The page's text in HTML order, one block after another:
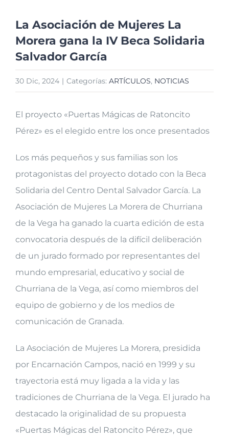
La Asociación de Mujeres La
Morera gana la IV Beca Solidaria
Salvador García
30 Dic, 2024 | Categorías: ARTÍCULOS, NOTICIAS
El proyecto «Puertas Mágicas de Ratoncito
Pérez» es el elegido entre los once presentados
Los más pequeños y sus familias son los
protagonistas del proyecto dotado con la Beca
Solidaria del Centro Dental Salvador García. La
Asociación de Mujeres La Morera de Churriana
de la Vega ha ganado la cuarta edición de esta
convocatoria después de la difícil deliberación
de un jurado formado por representantes del
mundo empresarial, educativo y social de
Churriana de la Vega, así como miembros del
equipo de gobierno y de los medios de
comunicación de Granada.
La Asociación de Mujeres La Morera, presidida
por Encarnación Campos, nació en 1999 y su
trayectoria está muy ligada a la vida y las
tradiciones de Churriana de la Vega. El jurado ha
destacado la originalidad de su propuesta
«Puertas Mágicas del Ratoncito Pérez», que